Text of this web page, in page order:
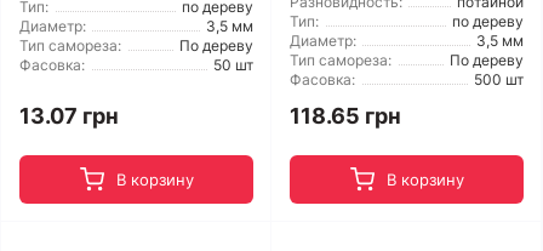
Тип:
по дереву
Диаметр:
3,5 мм
Тип самореза:
По дереву
Фасовка:
50 шт
13.07 грн
В корзину
Тип:
по дереву
Диаметр:
3,5 мм
Тип самореза:
По дереву
Фасовка:
500 шт
118.65 грн
В корзину